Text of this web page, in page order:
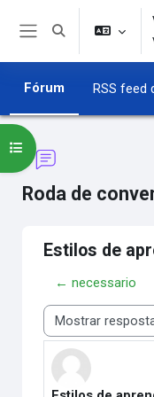
Ir para o conteúdo principal
Alternar entrada
Fórum RSS feed
Roda de
Abrir índice do curso
Estilos de
← necessario
Modo de